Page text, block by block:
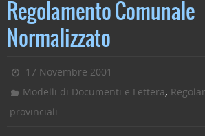
Regolamento Comunale
Normalizzato
17 Novembre 2001
Modelli di Documenti e Lettera,
provinciali